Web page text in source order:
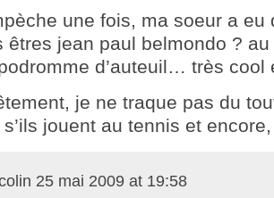
une fois, ma soeur a eu
êtres jean paul belmondo ?
d’auteuil… très cool
je ne traque pas du
jouent au tennis et
25 mai 2009 at 19:58